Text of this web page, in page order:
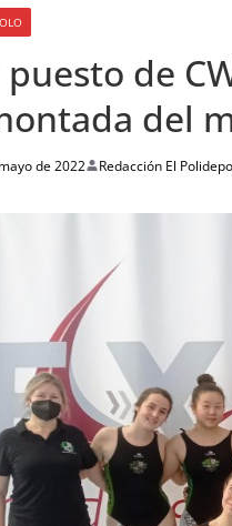
puesto de
del
de 2022 Redacción El